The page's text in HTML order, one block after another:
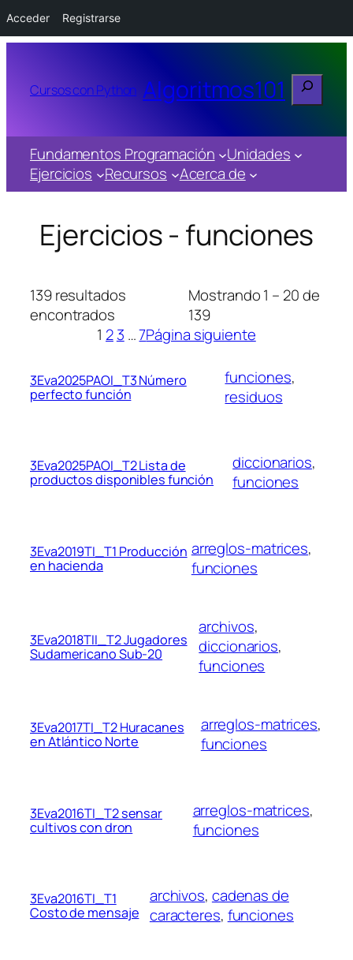
Acceder Registrarse
Cursos con Python Algoritmos101 Buscar
Fundamentos Programación
Unidades
Ejercicios
Recursos Acerca de
Ejercicios - funciones
139 resultados
encontrados
Mostrando 1 – 20 de
139
1 23 …7Página siguiente
3Eva2025PAOI_T3 Número
perfecto función
funciones
residuos
3Eva2025PAOI_T2 Lista de
productos disponibles función
diccionarios
funciones
3Eva2019TI_T1 Producción
en hacienda
arreglos-matrices
funciones
3Eva2018TII_T2 Jugadores
Sudamericano Sub-20
archivos
diccionarios
funciones
3Eva2017TI_T2 Huracanes
en Atlántico Norte
arreglos-matrices
funciones
3Eva2016TI_T2 sensar
cultivos con dron
arreglos-matrices
funciones
3Eva2016TI_T1
Costo de mensaje
archivos, cadenas de
caracteres, funciones